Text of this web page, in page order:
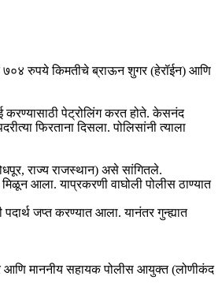
७०४ रुपये किमतीचे ब्राऊन शुगर (हेरॉईन) आणि
करण्यासाठी पेट्रोलिंग करत होते. केसनंद
फिरताना दिसला. पोलिसांनी त्याला
राज्य राजस्थान) असे सांगितले.
आला. याप्रकरणी वाघोली पोलीस ठाण्यात
जप्त करण्यात आला. यानंतर गुन्ह्यात
आणि माननीय सहायक पोलीस आयुक्त (लोणीकंद